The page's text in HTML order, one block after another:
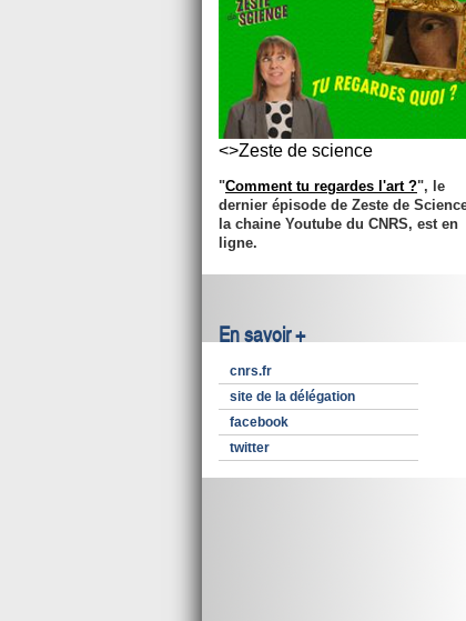
<>Zeste de science
"Comment tu regardes l'art ?", le
dernier épisode de Zeste de
la chaine Youtube du CNRS, est en
ligne.
En savoir +
cnrs.fr
site de la délégation
facebook
twitter